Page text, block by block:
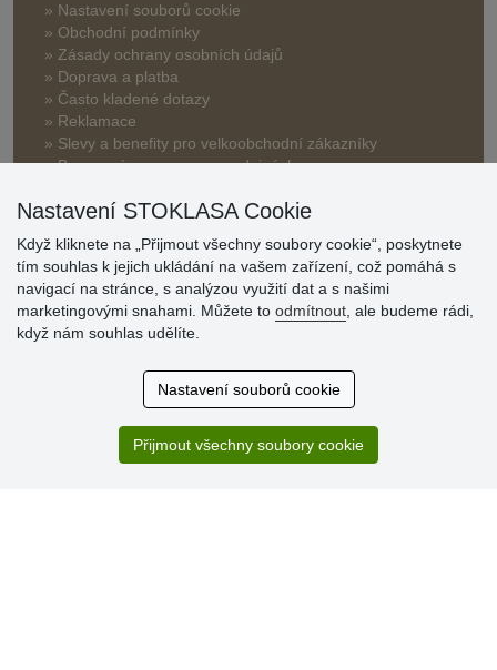
» Nastavení souborů cookie
» Obchodní podmínky
» Zásady ochrany osobních údajů
» Doprava a platba
» Často kladené dotazy
» Reklamace
» Slevy a benefity pro velkoobchodní zákazníky
» Bonusový program na prodejnách
Hodnocení
Nastavení STOKLASA Cookie
Když kliknete na „Přijmout všechny soubory cookie“, poskytnete
tím souhlas k jejich ukládání na vašem zařízení, což pomáhá s
navigací na stránce, s analýzou využití dat a s našimi
marketingovými snahami. Můžete to odmítnout , ale budeme rádi,
když nám souhlas udělíte.
Nastavení souborů cookie
Přijmout všechny soubory cookie